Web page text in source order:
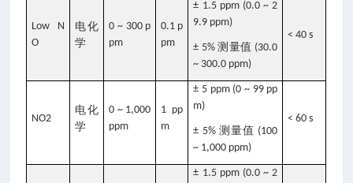
Low N
O
电化
学
0 ~ 300 p
pm
0.1 p
pm
± 1.5 ppm (0.0 ~ 2
9.9 ppm)
± 5%测量值 (30.0
~ 300.0 ppm)
< 40 s
NO2
电化
学
0 ~ 1,000
ppm
1 pp
m
± 5 ppm (0 ~ 99 pp
m)
± 5% 测量值 (100
~ 1,000 ppm)
< 60 s
± 1.5 ppm (0.0 ~ 2